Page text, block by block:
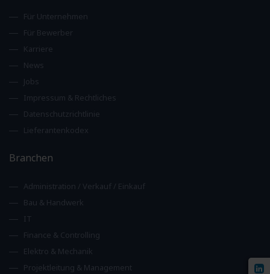
Für Unternehmen
Für Bewerber
Karriere
News
Jobs
Impressum & Rechtliches
Datenschutzrichtlinie
Lieferantenkodex
Branchen
Administration / Verkauf / Einkauf
Bau & Handwerk
IT
Finance & Controlling
Elektro & Mechanik
Projektleitung & Management